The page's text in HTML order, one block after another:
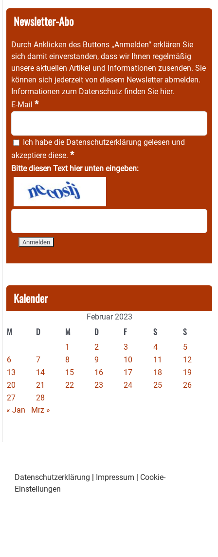
Newsletter-Abo
Durch Anklicken des Buttons „Anmelden“ erklären Sie
sich damit einverstanden, dass wir Ihnen regelmäßig
unsere aktuellen Artikel und Informationen zusenden. Sie
können sich jederzeit von diesem Newsletter abmelden.
Informationen zum Datenschutz finden Sie hier.
E-Mail *
Ich habe die Datenschutzerklärung gelesen und
akzeptiere diese. *
Bitte diesen Text hier unten eingeben:
Kalender
Februar 2023
M D M D F S S
1 2 3 4
5
6
7 8 9 10 11
12
13
14 15 16 17 18
19
20
21 22 23 24 25
26
27
28
« Jan
Mrz »
Datenschutzerklärung | Impressum | Cookie-
Einstellungen